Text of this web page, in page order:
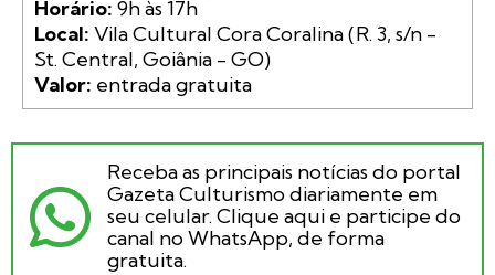
Horário:
Local: Vila Cultural Cora Coralina (R. 3, s/n -
Valor: entrada gratuita
Receba as principais notícias do portal
Gazeta Culturismo diariamente em
seu celular. Clique aqui e participe do
canal no WhatsApp, de forma
gratuita.